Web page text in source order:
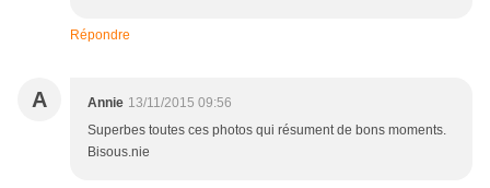
Répondre
A Annie 13/11/2015 09:56
Superbes toutes ces photos qui résument de bons moments.
Bisous.nie